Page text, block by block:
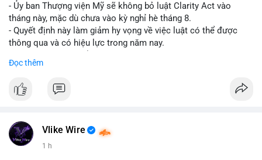
- Ủy ban Thượng viện Mỹ sẽ không bỏ luật Clarity Act vào
tháng này, mặc dù chưa vào kỳ nghỉ hè tháng 8.
- Quyết định này làm giảm hy vọng về việc luật có thể được
thông qua và có hiệu lực trong năm nay.
mục chứng chỉ cho tài sản số tại Mỹ.
và phát triển thị trường crypto tại Mỹ.
#vlikevn #titanbot
Đọc thêm
Vlike Wire
1 h